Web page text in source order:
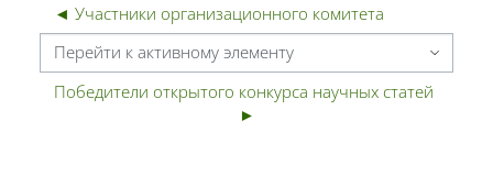
◄ Участники организационного комитета
Перейти к активному элементу
Победители открытого конкурса научных статей
►